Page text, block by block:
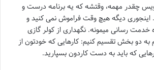
چقدر مهمه، وقتشه که یه برنامه درست و
اینجوری دیگه هیچ وقت فراموش نمی کنید و
خدمت رسانی میمونه. نگهداری از کولر گازی
دو بخش تقسیم کنیم: کارهایی که خودتون از
که باید به دست کاردون بسپارید.